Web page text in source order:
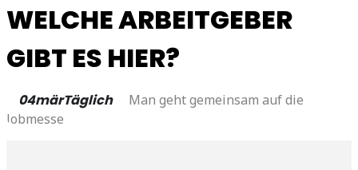
WELCHE ARBEITGEBER
GIBT ES HIER?
04märTäglich
Man geht gemeinsam auf die
Jobmesse